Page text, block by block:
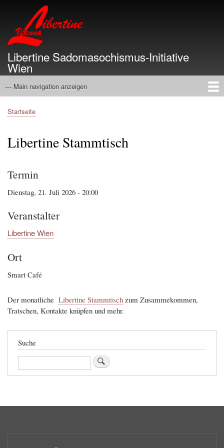
Libertine Sadomasochismus-Initiative
Wien
Main
— Main navigation anzeigen
Startseite
Info
Termine
Gruppen
Vergangenheit
Service
Links
Über
Pfadnavigation
Startseite
Libertine Stammtisch
Termin
Dienstag, 21. Juli 2026 - 20:00
Veranstalter
Libertine Wien
Ort
Smart Café
Der monatliche Libertine Stammtisch zum Zusammekommen,
Tratschen, Kontakte knüpfen und mehr.
Suche
Suche